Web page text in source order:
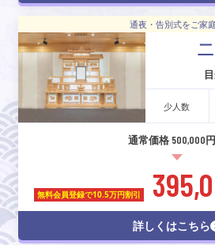
通夜・告別式をご家
少人数
通常価格 500,000
無料会員登録で10.5万円割引
詳しくはこちら